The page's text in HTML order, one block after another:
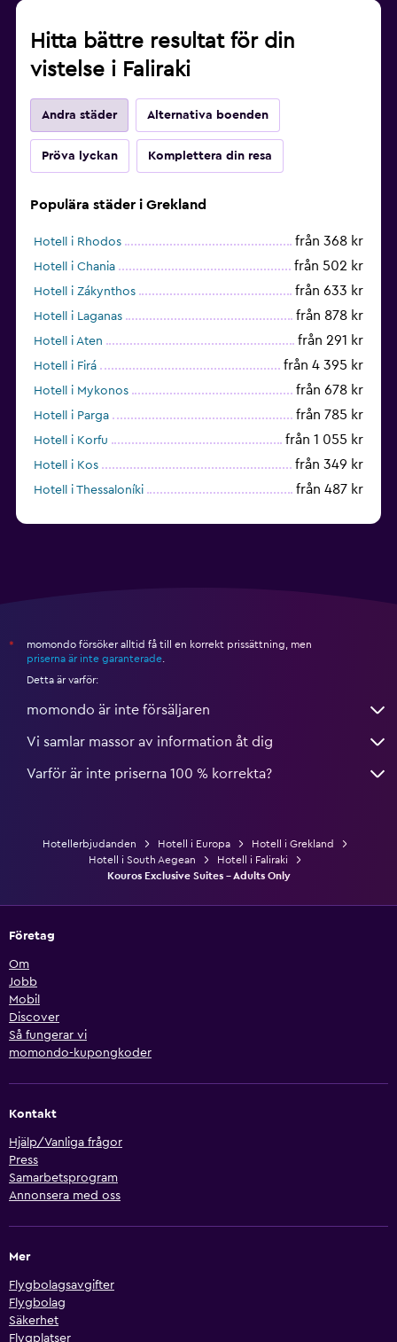
Flygbuss (tilläggsavgift)
Gratis parkering
Transferservice (mot extra avgift)
Arbetsyta
Fax/kopieringsmöjligheter
Kassaskåp för laptop
Tennis
Hitta bättre resultat för din
vistelse i Faliraki
Andra städer Alternativa boenden
Pröva lyckan Komplettera din resa
Populära städer i Grekland
Hotell i Rhodos från 368 kr
Hotell i Chania från 502 kr
Hotell i Zákynthos från 633 kr
Hotell i Laganas från 878 kr
Hotell i Aten från 291 kr
Hotell i Firá från 4 395 kr
Hotell i Mykonos från 678 kr
Hotell i Parga från 785 kr
Hotell i Korfu från 1 055 kr
Hotell i Kos från 349 kr
Hotell i Thessaloníki från 487 kr
*
momondo försöker alltid få till en korrekt prissättning, men
priserna är inte garanterade
Detta är varför:
momondo är inte försäljaren
Vi samlar massor av information åt dig
Varför är inte priserna 100 % korrekta?
Hotellerbjudanden Hotell i Europa
Hotell i Grekland
Hotell i South Aegean
Hotell i Faliraki
Kouros Exclusive Suites - Adults Only
Företag
Om
Jobb
Mobil
Discover
Så fungerar vi
momondo-kupongkoder
Kontakt
Hjälp/Vanliga frågor
Press
Samarbetsprogram
Annonsera med oss
Mer
Flygbolagsavgifter
Flygbolag
Säkerhet
Flygplatser